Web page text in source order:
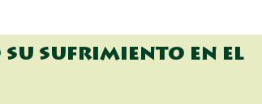
su sufrimiento en el